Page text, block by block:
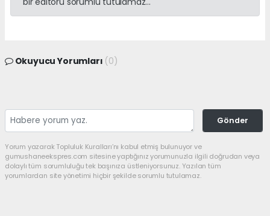
Okuyucu Yorumları (0)
Gönder
Yorum yazarak Topluluk Kuralları’nı kabul etmiş bulunuyor ve
gumushaneekspres.com sitesine yaptığınız yorumunuzla ilgili doğrudan veya
dolaylı tüm sorumluluğu tek başınıza üstleniyorsunuz. Yazılan tüm
yorumlardan site yönetimi hiçbir şekilde sorumlu tutulamaz.